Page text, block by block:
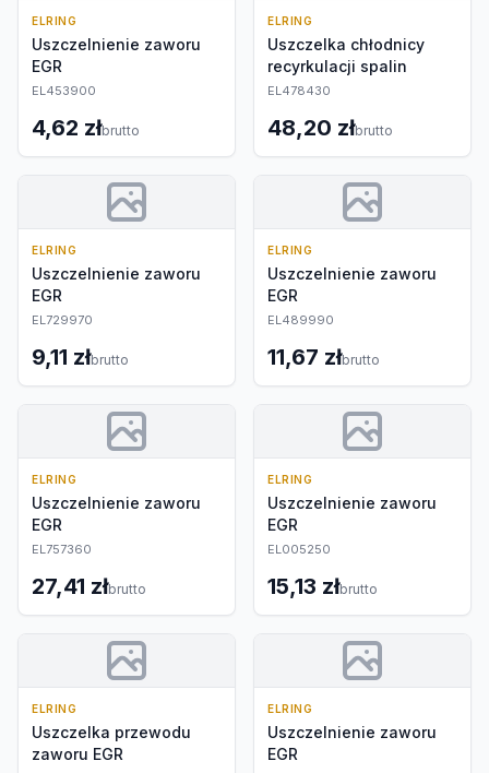
ELRING
Uszczelnienie zaworu
EGR
EL453900
4,62 złbrutto
ELRING
Uszczelka chłodnicy
recyrkulacji spalin
EL478430
48,20 złbrutto
ELRING
Uszczelnienie zaworu
EGR
EL729970
9,11 złbrutto
ELRING
Uszczelnienie zaworu
EGR
EL489990
11,67 złbrutto
ELRING
Uszczelnienie zaworu
EGR
EL757360
27,41 złbrutto
ELRING
Uszczelnienie zaworu
EGR
EL005250
15,13 złbrutto
ELRING
Uszczelka przewodu
zaworu EGR
ELRING
Uszczelnienie zaworu
EGR